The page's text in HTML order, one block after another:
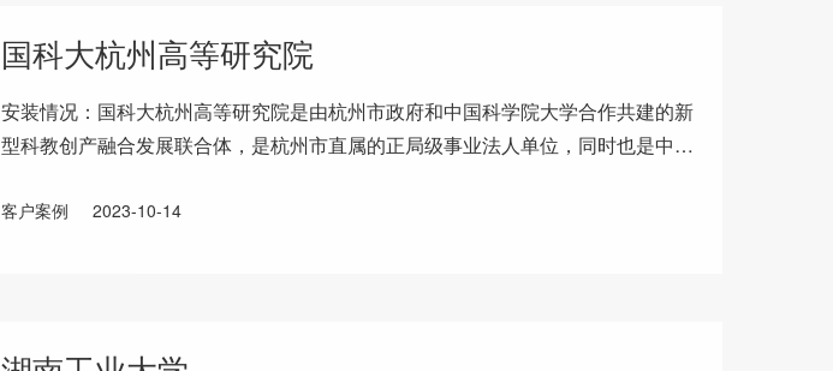
国科大杭州高等研究院
安装情况：国科大杭州高等研究院是由杭州市政府和中国科学院大学合作共建的新
型科教创产融合发展联合体，是杭州市直属的正局级事业法人单位，同时也是中国
客户案例 2023-10-14